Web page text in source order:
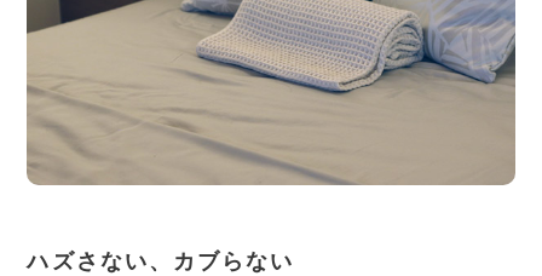
ハズさない、カブらない